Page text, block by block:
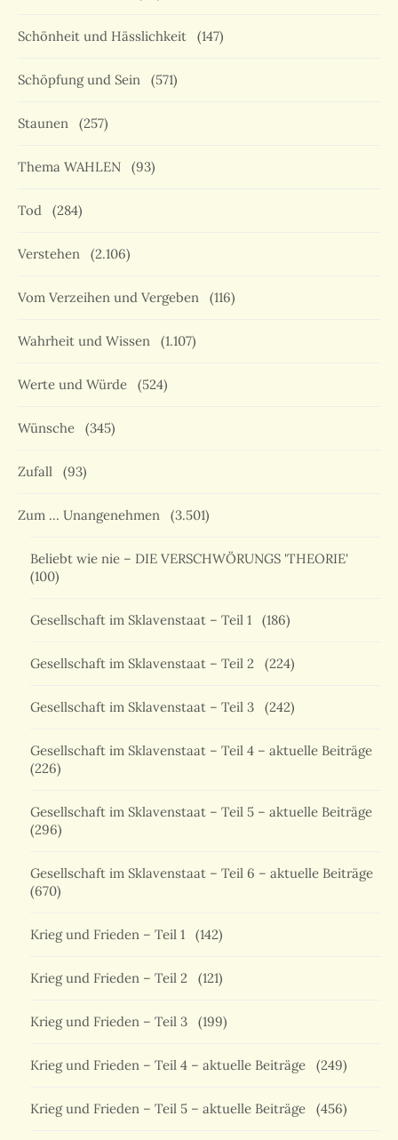
Schönheit und Hässlichkeit (147)
Schöpfung und Sein (571)
Staunen (257)
Thema WAHLEN (93)
Tod (284)
Verstehen (2.106)
Vom Verzeihen und Vergeben (116)
Wahrheit und Wissen (1.107)
Werte und Würde (524)
Wünsche (345)
Zufall (93)
Zum … Unangenehmen (3.501)
Beliebt wie nie – DIE VERSCHWÖRUNGS 'THEORIE'
(100)
Gesellschaft im Sklavenstaat – Teil 1 (186)
Gesellschaft im Sklavenstaat – Teil 2 (224)
Gesellschaft im Sklavenstaat – Teil 3 (242)
Gesellschaft im Sklavenstaat – Teil 4 – aktuelle Beiträge
(226)
Gesellschaft im Sklavenstaat – Teil 5 – aktuelle Beiträge
(296)
Gesellschaft im Sklavenstaat – Teil 6 – aktuelle Beiträge
(670)
Krieg und Frieden – Teil 1 (142)
Krieg und Frieden – Teil 2 (121)
Krieg und Frieden – Teil 3 (199)
Krieg und Frieden – Teil 4 – aktuelle Beiträge (249)
Krieg und Frieden – Teil 5 – aktuelle Beiträge (456)